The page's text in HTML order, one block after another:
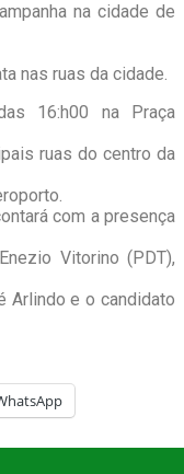
na cidade de
nas ruas da cidade.
16:h00 na Praça
ruas do centro da
com a presença
Vitorino (PDT),
Arlindo e o candidato